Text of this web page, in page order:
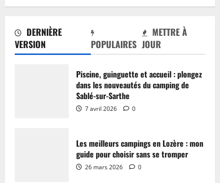
DERNIÈRE
VERSION
POPULAIRES
METTRE À
JOUR
Piscine, guinguette et accueil : plongez
dans les nouveautés du camping de
Sablé-sur-Sarthe
7 avril 2026 0
Les meilleurs campings en Lozère : mon
guide pour choisir sans se tromper
26 mars 2026 0